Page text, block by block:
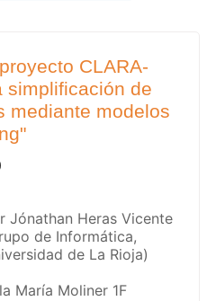
CLARA-
simplificación de
mediante modelos
Jónathan Heras Vicente
de Informática,
de La Rioja)
María Moliner 1F